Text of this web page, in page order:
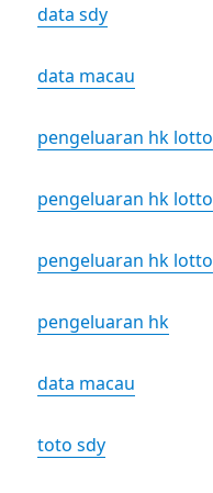
data sdy
data macau
pengeluaran hk lotto
pengeluaran hk lotto
pengeluaran hk lotto
pengeluaran hk
data macau
toto sdy